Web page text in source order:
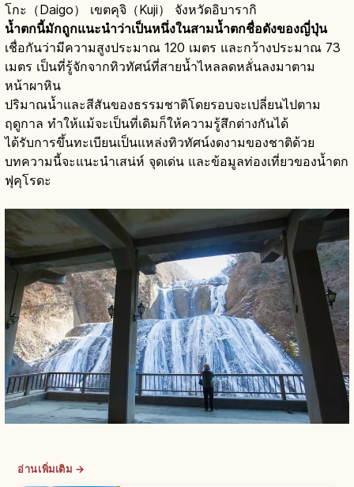
โกะ（Daigo） เขตคุจิ（Kuji） จังหวัดอิบารากิ
น้ำตกนี้มักถูกแนะนำว่าเป็นหนึ่งในสามน้ำตกชื่อดังของญี่ปุ่น
เชื่อกันว่ามีความสูงประมาณ 120 เมตร และกว้างประมาณ 73
เมตร เป็นที่รู้จักจากทิวทัศน์ที่สายน้ำไหลลดหลั่นลงมาตาม
หน้าผาหิน
ปริมาณน้ำและสีสันของธรรมชาติโดยรอบจะเปลี่ยนไปตาม
ฤดูกาล ทำให้แม้จะเป็นที่เดิมก็ให้ความรู้สึกต่างกันได้
ได้รับการขึ้นทะเบียนเป็นแหล่งทิวทัศน์งดงามของชาติด้วย
บทความนี้จะแนะนำเสน่ห์ จุดเด่น และข้อมูลท่องเที่ยวของน้ำตก
ฟุคุโรดะ
อ่านเพิ่มเติม →